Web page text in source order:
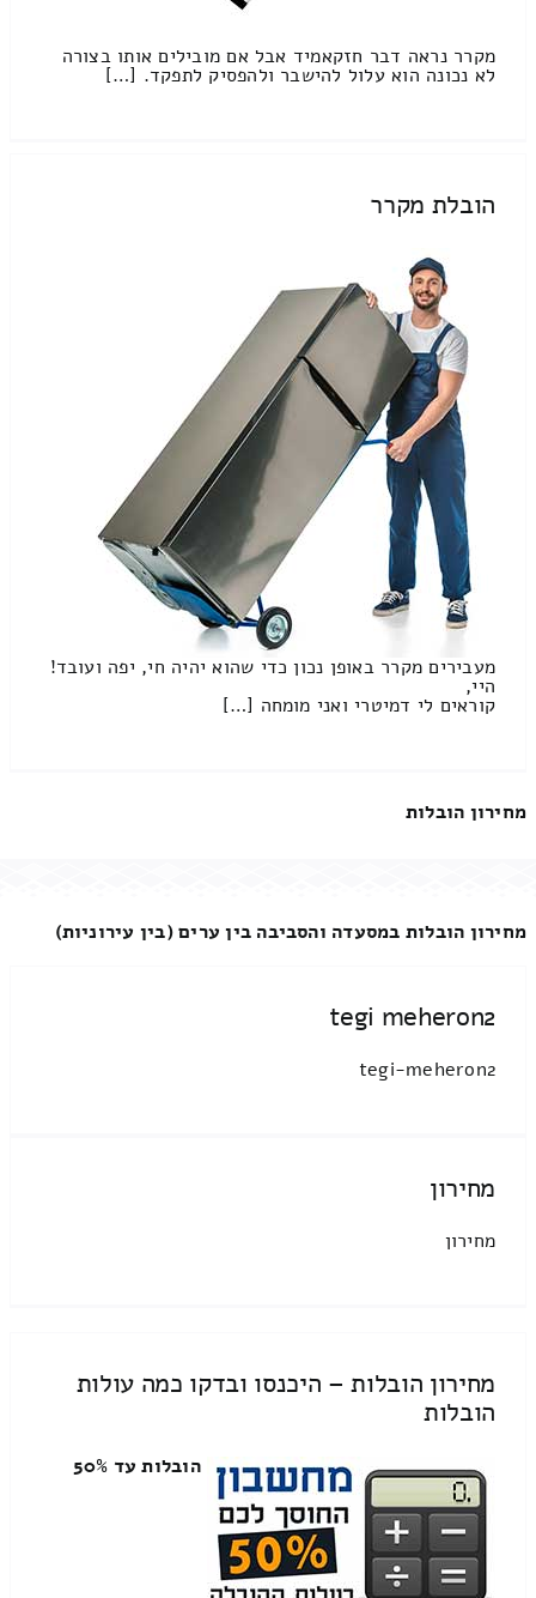
מקרר נראה דבר חזקאמיד אבל אם מובילים אותו בצורה
לא נכונה הוא עלול להישבר ולהפסיק לתפקד. […]
הובלת מקרר
מעבירים מקרר באופן נכון כדי שהוא יהיה חי, יפה ועובד!
היי,
קוראים לי דמיטרי ואני מומחה […]
מחירון הובלות
מחירון הובלות במסעדה והסביבה בין ערים (בין עירוניות)
tegi meheron2
tegi-meheron2
מחירון
מחירון
מחירון הובלות – היכנסו ובדקו כמה עולות
הובלות
הובלות עד 50%